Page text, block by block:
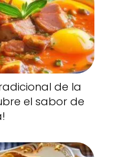
de la
el sabor de